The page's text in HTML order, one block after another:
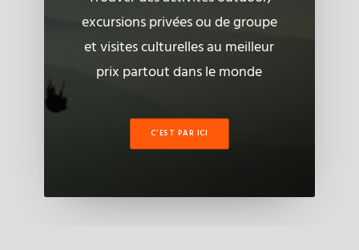
excursions privées ou de groupe
et visites culturelles au meilleur
prix partout dans le monde
C'EST PAR ICI